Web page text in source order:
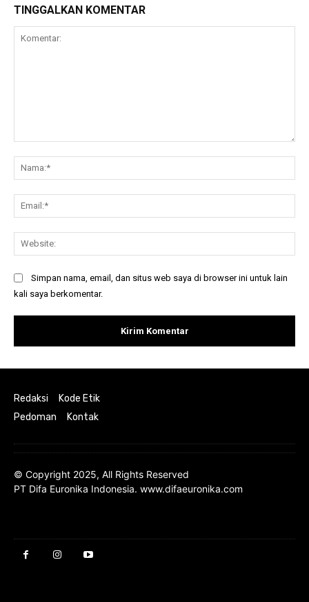
TINGGALKAN KOMENTAR
Simpan nama, email, dan situs web saya di browser ini untuk lain
kali saya berkomentar.
Redaksi
Kode Etik
Pedoman
Kontak
© Copyright 2025, All Rights Reserved
PT Difa Euronika Indonesia. www.difaeuronika.com